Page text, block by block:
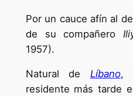
Por un cauce afín al de
de su compañero
1957).
Natural de Líbano,
residente más tarde